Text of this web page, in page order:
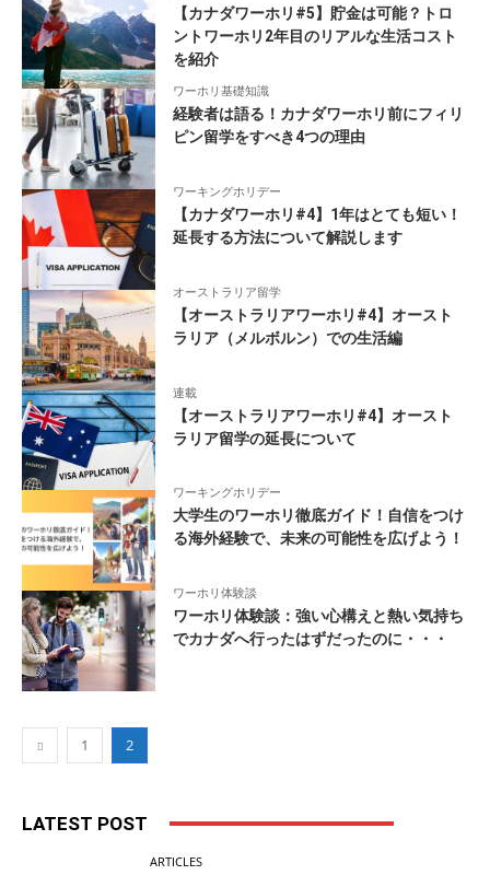
【カナダワーホリ#5】貯金は可能？トロ
ントワーホリ2年目のリアルな生活コスト
を紹介
ワーホリ基礎知識
経験者は語る！カナダワーホリ前にフィリ
ピン留学をすべき4つの理由
ワーキングホリデー
【カナダワーホリ#4】1年はとても短い！
延長する方法について解説します
オーストラリア留学
【オーストラリアワーホリ#4】オースト
ラリア（メルボルン）での生活編
連載
【オーストラリアワーホリ#4】オースト
ラリア留学の延長について
ワーキングホリデー
大学生のワーホリ徹底ガイド！自信をつけ
る海外経験で、未来の可能性を広げよう！
ワーホリ体験談
ワーホリ体験談：強い心構えと熱い気持ち
でカナダへ行ったはずだったのに・・・
1 2
LATEST POST
ARTICLES